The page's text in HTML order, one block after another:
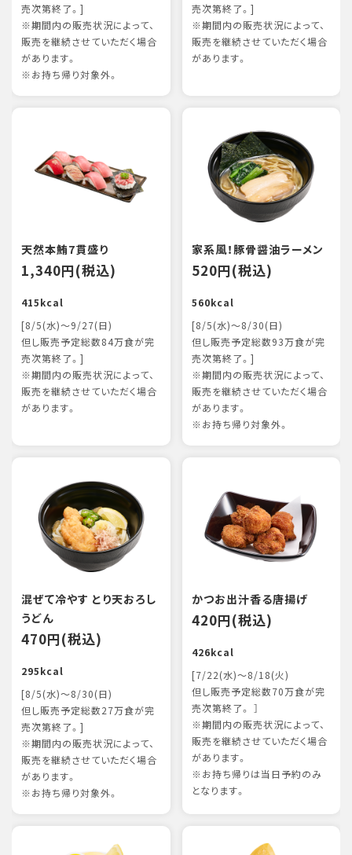
売次第終了。]
※期間内の販売状況によって、
販売を継続させていただく場合
があります。
※お持ち帰り対象外。
売次第終了。]
※期間内の販売状況によって、
販売を継続させていただく場合
があります。
天然本鮪7貫盛り
1,340円(税込)
415kcal
[8/5(水)～9/27(日)
但し販売予定総数84万食が完
売次第終了。]
※期間内の販売状況によって、
販売を継続させていただく場合
があります。
家系風！豚骨醤油ラーメン
520円(税込)
560kcal
[8/5(水)～8/30(日)
但し販売予定総数93万食が完
売次第終了。]
※期間内の販売状況によって、
販売を継続させていただく場合
があります。
※お持ち帰り対象外。
混ぜて冷やす とり天おろし
うどん
470円(税込)
295kcal
[8/5(水)～8/30(日)
但し販売予定総数27万食が完
売次第終了。]
※期間内の販売状況によって、
販売を継続させていただく場合
があります。
※お持ち帰り対象外。
かつお出汁香る唐揚げ
420円(税込)
426kcal
[7/22(水)～8/18(火)
但し販売予定総数70万食が完
売次第終了。 ］
※期間内の販売状況によって、
販売を継続させていただく場合
があります。
※お持ち帰りは当日予約のみ
となります。